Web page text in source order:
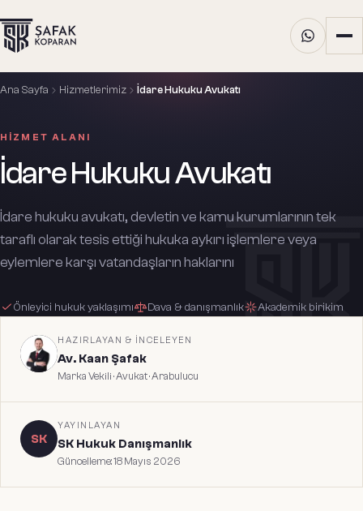
Ana Sayfa Hizmetlerimiz İdare Hukuku Avukatı
HIZMET ALANI
İdare Hukuku Avukatı
İdare hukuku avukatı, devletin ve kamu kurumlarının tek
taraflı olarak tesis ettiği hukuka aykırı işlemlere veya
eylemlere karşı vatandaşların haklarını
Önleyici hukuk yaklaşımı Dava & danışmanlık Akademik birikim
HAZIRLAYAN & İNCELEYEN
Av. Kaan Şafak
Marka Vekili · Avukat · Arabulucu
SK
YAYINLAYAN
SK Hukuk Danışmanlık
Güncelleme:18 Mayıs 2026